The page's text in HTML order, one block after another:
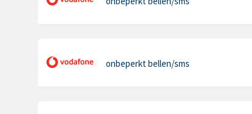
onbeperkt bellen/sms